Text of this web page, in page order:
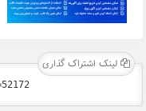
لینک اشتراک گذاری